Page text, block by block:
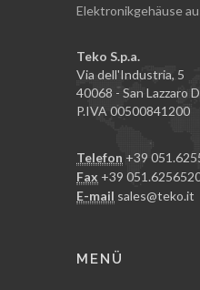
Elektronikgehäuse
Teko S.p.a.
Via dell'Industria, 5
40068 - San Lazzaro
P.IVA 00500841200
Telefon +39
Fax +39
E-mail sales@teko.it
MENÜ